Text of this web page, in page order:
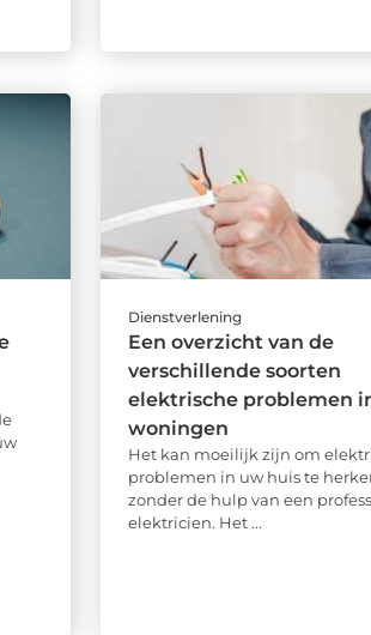
Dienstverlening
Een overzicht van de
verschillende soorten
elektrische problemen
woningen
Het kan moeilijk zijn om
problemen in uw huis te
zonder de hulp van een
elektricien. Het ...